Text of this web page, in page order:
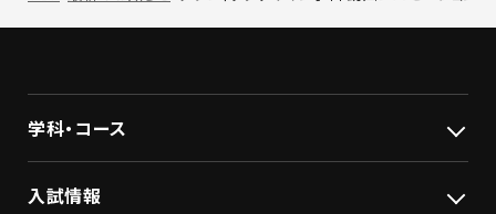
学科・コース
入試情報